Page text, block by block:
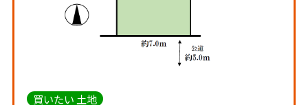
買いたい 土地